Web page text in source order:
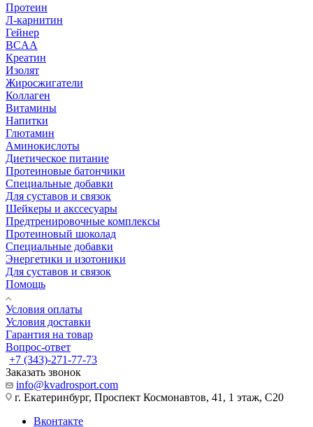
Протеин
Л-карнитин
Гейнер
BCAA
Креатин
Изолят
Жиросжигатели
Коллаген
Витамины
Напитки
Глютамин
Аминокислоты
Диетическое питание
Протеиновые батончики
Специальные добавки
Для суставов и связок
Шейкеры и акссесуары
Предтренировочные комплексы
Протеиновый шоколад
Специальные добавки
Энергетики и изотоники
Для суставов и связок
Помощь
Условия оплаты
Условия доставки
Гарантия на товар
Вопрос-ответ
+7 (343)-271-77-73
Заказать звонок
info@kvadrosport.com
г. Екатеринбург, Проспект Космонавтов, 41, 1 этаж, С20
Вконтакте